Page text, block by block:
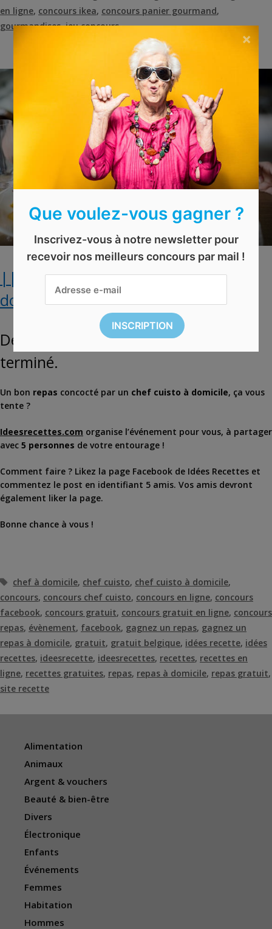
en ligne, concours ikea, concours panier gourmand,
gourmandises,jeu concours
|| EXPIRÉ || Gagnez un repas à
domicile avec chef cuisto
Désolé, ce concours est maintenant
terminé.
Un bon repas concocté par un chef cuisto à domicile, ça vous
tente ?
Ideesrecettes.com organise l’événement pour vous, à partager
avec 5 personnes de votre entourage !
Comment faire ? Likez la page Facebook de Idées Recettes et
commentez le post en identifiant 5 amis. Vos amis devront
également liker la page.
Bonne chance à vous !
Étiquettes
chef à domicile, chef cuisto, chef cuisto à domicile,
concours, concours chef cuisto, concours en ligne, concours
facebook, concours gratuit, concours gratuit en ligne, concours
repas, évènement, facebook, gagnez un repas, gagnez un
repas à domicile, gratuit, gratuit belgique, idées recette, idées
recettes, ideesrecette, ideesrecettes, recettes, recettes en
ligne, recettes gratuites, repas, repas à domicile, repas gratuit,
site recette
Alimentation
Animaux
Argent & vouchers
Beauté & bien-être
Divers
Électronique
Enfants
Événements
Femmes
Habitation
Hommes
Que voulez-vous gagner ?
Inscrivez-vous à notre newsletter pour
recevoir nos meilleurs concours par mail !
×